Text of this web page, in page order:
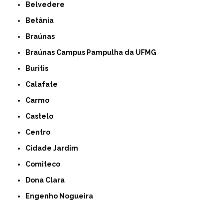
Belvedere
Betânia
Braúnas
Braúnas Campus Pampulha da UFMG
Buritis
Calafate
Carmo
Castelo
Centro
Cidade Jardim
Comiteco
Dona Clara
Engenho Nogueira